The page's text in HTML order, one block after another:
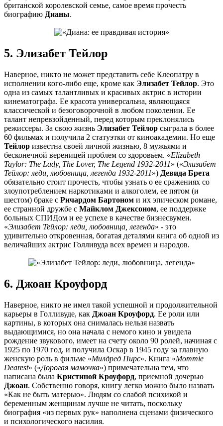
британской королевской семье, самое время прочесть
биографию Дианы.
5. Элизабет Тейлор
Наверное, никто не может представить себе Клеопатру в
исполнении кого-либо еще, кроме как Элизабет Тейлор. Это
одна из самых талантливых и красивых актрис в истории
кинематографа. Ее красота универсальна, являющаяся
классической и безоговорочной в любом поколении. Ее
талант непревзойденный, перед которым преклонялись
режиссеры. За свою жизнь Элизабет Тейлор сыграла в более
60 фильмах и получила 2 статуэтки от киноакадемии. Но еще
Тейлор известна своей личной жизнью, 8 мужьями и
бесконечной вереницей проблем со здоровьем. «Elizabeth
Taylor: The Lady, The Lover, The Legend 1932-2011» («Элизабет
Тейлор: леди, любовница, легенда 1932-2011») Девида Брета
обязательно стоит прочесть, чтобы узнать о ее сражениях со
злоупотреблением наркотиками и алкоголем, ее пятом (и
шестом) браке с Ричардом Бартоном и их эпическом романе,
ее странной дружбе с Майклом Джексоном, ее поддержке
больных СПИДом и ее успехе в качестве бизнесвумен.
«Элизабет Тейлор: леди, любовница, легенда» - это
удивительно откровенная, богатая деталями книга об одной из
величайших актрис Голливуда всех времен и народов.
6. Джоан Кроуфорд
Наверное, никто не имел такой успешной и продолжительной
карьеры в Голливуде, как Джоан Кроуфорд. Ее роли или
картины, в которых она снималась нельзя назвать
выдающимися, но она начала с немого кино и увидела
рождение звукового, имеет на счету около 90 ролей, начиная с
1925 по 1970 год, и получила Оскар в 1945 году за главную
женскую роль в фильме «Милдред Пирс». Книга «Mommie
Dearest» («Дорогая мамочка») примечательна тем, что
написана была Кристиной Кроуфорд, приемной дочерью
Джоан. Собственно говоря, книгу легко можно было назвать
«Как не быть матерью». Людям со слабой психикой и
беременным женщинам лучше не читать, поскольку
биография «из первых рук» наполнена сценами физического
и психологического насилия.